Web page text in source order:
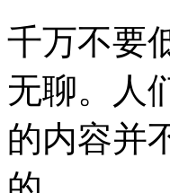
千万不要
无聊。人
的内容并